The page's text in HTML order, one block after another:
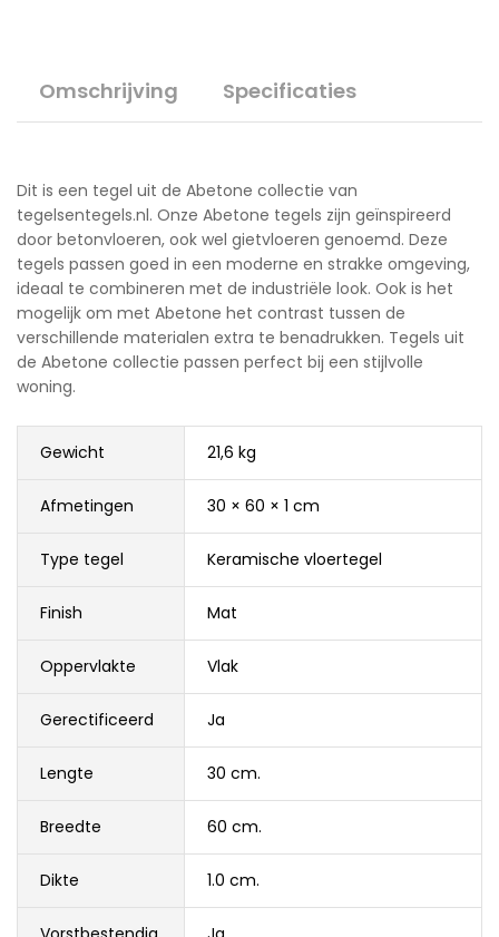
Omschrijving Specificaties
Dit is een tegel uit de Abetone collectie van
tegelsentegels.nl. Onze Abetone tegels zijn geïnspireerd
door betonvloeren, ook wel gietvloeren genoemd. Deze
tegels passen goed in een moderne en strakke omgeving,
ideaal te combineren met de industriële look. Ook is het
mogelijk om met Abetone het contrast tussen de
verschillende materialen extra te benadrukken. Tegels uit
de Abetone collectie passen perfect bij een stijlvolle
woning.
Gewicht 21,6 kg
Afmetingen 30 × 60 × 1 cm
Type tegel Keramische vloertegel
Finish Mat
Oppervlakte Vlak
Gerectificeerd Ja
Lengte 30 cm.
Breedte 60 cm.
Dikte 1.0 cm.